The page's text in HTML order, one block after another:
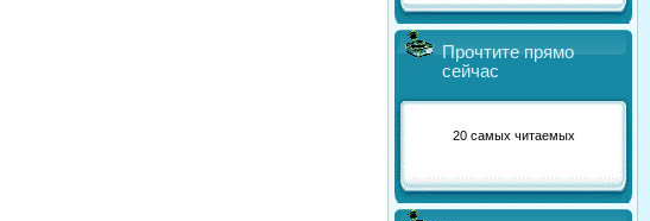
Прочтите прямо
сейчас
20 самых читаемых